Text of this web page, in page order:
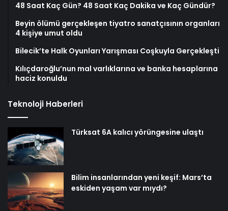
48 Saat Kaç Gün? 48 Saat Kaç Dakika ve Kaç Gündür?
Beyin ölümü gerçekleşen tiyatro sanatçısının organları
4 kişiye umut oldu
Bilecik’te Halk Oyunları Yarışması Coşkuyla Gerçekleşti
Kılıçdaroğlu’nun mal varlıklarına ve banka hesaplarına
haciz konuldu
Teknoloji Haberleri
Türksat 6A kalıcı yörüngesine ulaştı
Bilim insanlarından yeni keşif: Mars’ta
eskiden yaşam var mıydı?